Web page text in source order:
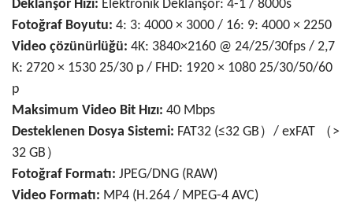
Deklanşör Hızı: Elektronik Deklanşör: 4-1 / 8000s
Fotoğraf Boyutu: 4: 3: 4000 × 3000 / 16: 9: 4000 × 2250
Video çözünürlüğü: 4K: 3840×2160 @ 24/25/30fps / 2,7
K: 2720 × 1530 25/30 p / FHD: 1920 × 1080 25/30/50/60
p
Maksimum Video Bit Hızı: 40 Mbps
Desteklenen Dosya Sistemi: FAT32 (≤32 GB）/ exFAT （>
32 GB）
Fotoğraf Formatı: JPEG/DNG (RAW)
Video Formatı: MP4 (H.264 / MPEG-4 AVC)